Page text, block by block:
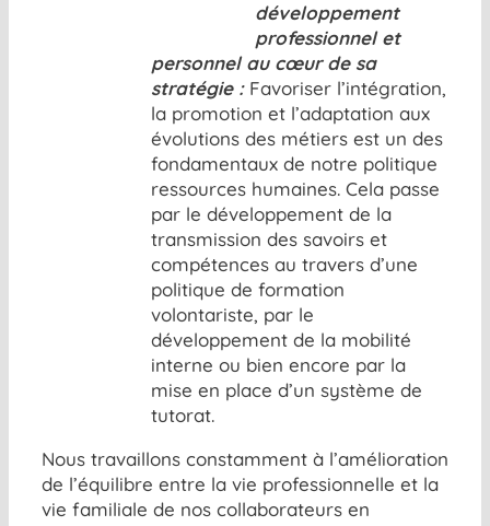
développement
professionnel et
personnel au cœur de sa
stratégie :Favoriser l’intégration,
la promotion et l’adaptation aux
évolutions des métiers est un des
fondamentaux de notre politique
ressources humaines. Cela passe
par le développement de la
transmission des savoirs et
compétences au travers d’une
politique de formation
volontariste, par le
développement de la mobilité
interne ou bien encore par la
mise en place d’un système de
tutorat.
Nous travaillons constamment à l’amélioration
de l’équilibre entre la vie professionnelle et la
vie familiale de nos collaborateurs en